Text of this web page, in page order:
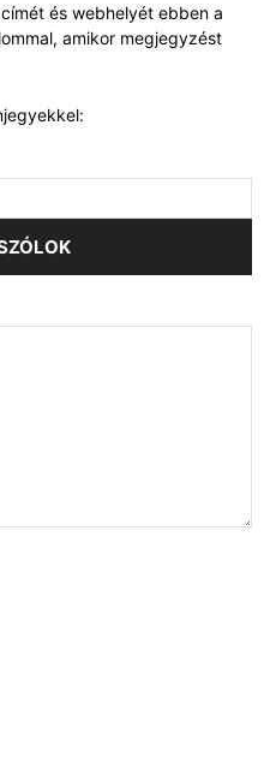
és webhelyét ebben a
amikor megjegyzést